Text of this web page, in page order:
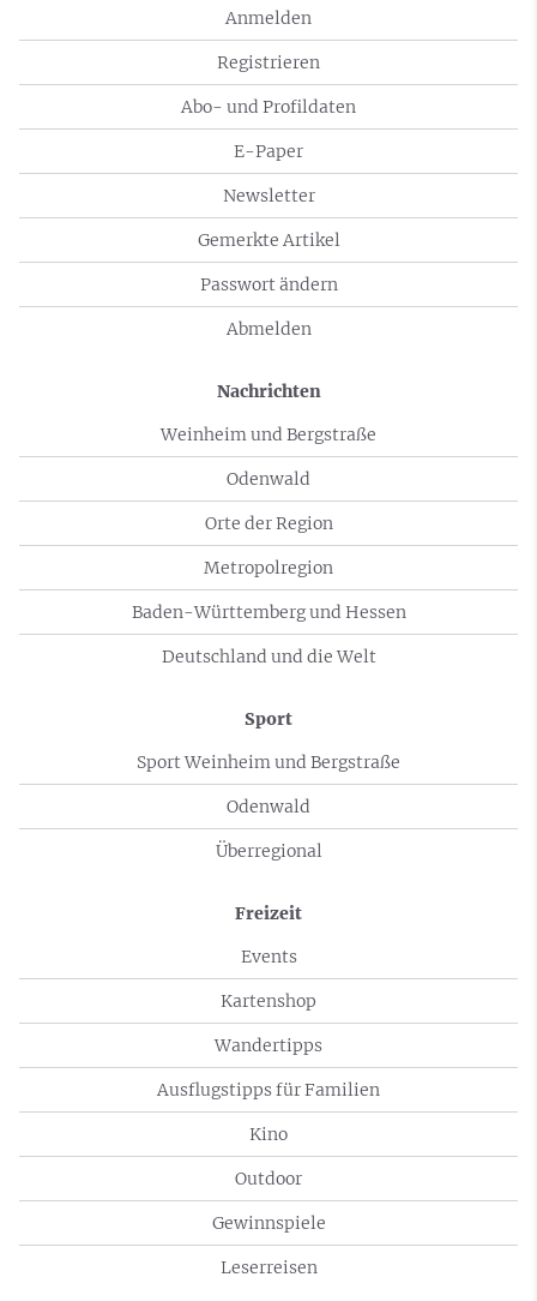
Anmelden
Registrieren
Abo- und Profildaten
E-Paper
Newsletter
Gemerkte Artikel
Passwort ändern
Abmelden
Nachrichten
Weinheim und Bergstraße
Odenwald
Orte der Region
Metropolregion
Baden-Württemberg und Hessen
Deutschland und die Welt
Sport
Sport Weinheim und Bergstraße
Odenwald
Überregional
Freizeit
Events
Kartenshop
Wandertipps
Ausflugstipps für Familien
Kino
Outdoor
Gewinnspiele
Leserreisen